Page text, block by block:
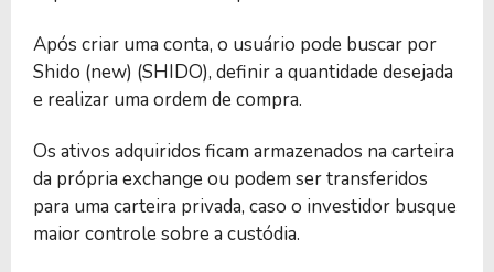
Após criar uma conta, o usuário pode buscar por
Shido (new) (SHIDO), definir a quantidade desejada
e realizar uma ordem de compra.
Os ativos adquiridos ficam armazenados na carteira
da própria exchange ou podem ser transferidos
para uma carteira privada, caso o investidor busque
maior controle sobre a custódia.